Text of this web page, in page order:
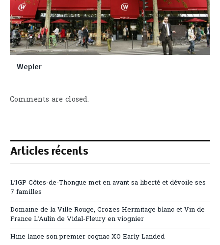
Wepler
Comments are closed.
Articles récents
L’IGP Côtes-de-Thongue met en avant sa liberté et dévoile ses
7 familles
Domaine de la Ville Rouge, Crozes Hermitage blanc et Vin de
France L’Aulin de Vidal-Fleury en viognier
Hine lance son premier cognac XO Early Landed